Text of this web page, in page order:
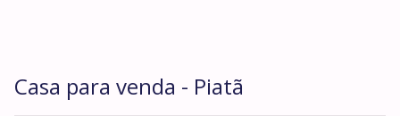
Casa para venda - Piatã